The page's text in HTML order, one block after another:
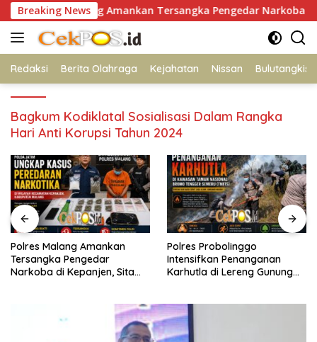
Langsung
ke
konten
Breaking News
Malang Amankan Tersangka Pengedar Narkoba di
Redaksi Berita Olahraga Kejahatan Nissan Bulutangkis
Bagkum Kodiklatal Sosialisasi Dalam Rangka
Hari Anti Korupsi Tahun 2024
Polres Probolinggo
Intensifkan Penanganan
Karhutla di Lereng Gunung
Polri Pastikan Proses
Pemeriksaan Personel di
Aceh Dilaksanakan Secara